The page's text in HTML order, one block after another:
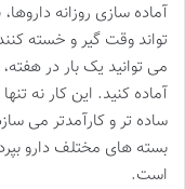
آماده سازی روزانه
تواند وقت گیر و خسته
می توانید یک بار در
آماده کنید. این کار نه
ساده تر و کارآمدتر می
بسته های مختلف دارو
است.